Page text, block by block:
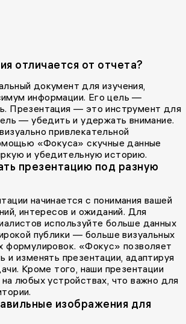
отличается от отчета?
документ для изучения,
информации. Его цель —
Презентация — это инструмент для
— убедить и удержать внимание.
привлекательной
«Фокуса» скучные данные
и убедительную историю.
презентацию под разную
начинается с понимания вашей
интересов и ожиданий. Для
используйте больше данных
публики — больше визуальных
формулировок. «Фокус» позволяет
и изменять презентации, адаптируя
Кроме того, наши презентации
любых устройствах, что важно для
изображения для